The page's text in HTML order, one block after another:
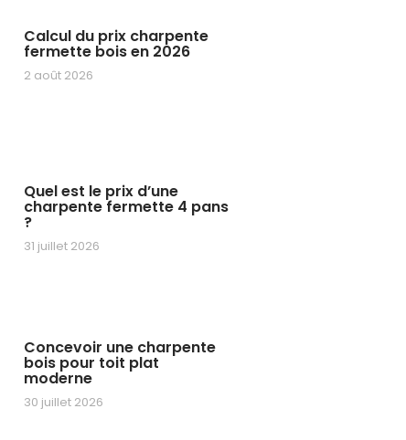
Calcul du prix charpente
fermette bois en 2026
2 août 2026
Quel est le prix d’une
charpente fermette 4 pans
?
31 juillet 2026
Concevoir une charpente
bois pour toit plat
moderne
30 juillet 2026